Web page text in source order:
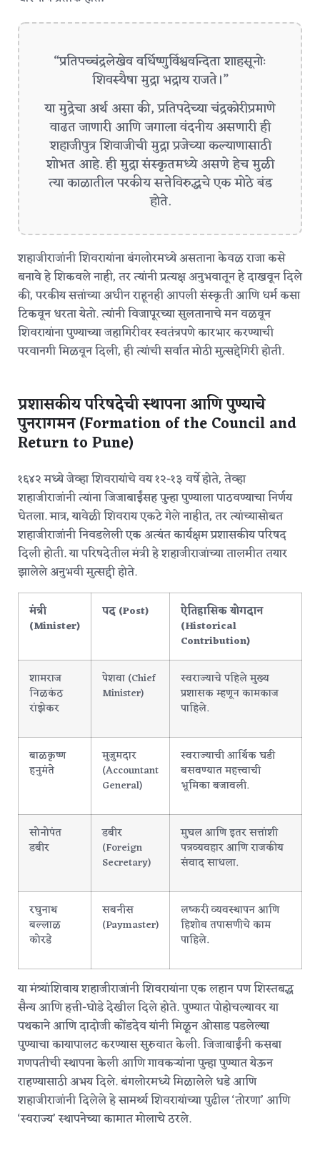
“प्रतिपच्चंद्रलेखेव वर्धिष्णुर्विश्ववन्दिता शाहसूनोः
शिवस्यैषा मुद्रा भद्राय राजते।”
या मुद्रेचा अर्थ असा की, प्रतिपदेच्या चंद्रकोरीप्रमाणे
वाढत जाणारी आणि जगाला वंदनीय असणारी ही
शहाजीपुत्र शिवाजीची मुद्रा प्रजेच्या कल्याणासाठी
शोभत आहे.ही मुद्रा संस्कृतमध्ये असणे हेच मुळी
त्या काळातील परकीय सत्तेविरुद्धचे एक मोठे बंड
होते.
शहाजीराजांनी शिवरायांना बंगलोरमध्ये असताना केवळ राजा कसे
बनावे हे शिकवले नाही, तर त्यांनी प्रत्यक्ष अनुभवातून हे दाखवून दिले
की, परकीय सत्तांच्या अधीन राहूनही आपली संस्कृती आणि धर्म कसा
टिकवून धरता येतो.त्यांनी विजापूरच्या सुलतानाचे मन वळवून
शिवरायांना पुण्याच्या जहागिरीवर स्वतंत्रपणे कारभार करण्याची
परवानगी मिळवून दिली, ही त्यांची सर्वात मोठी मुत्सद्देगिरी होती.
प्रशासकीय परिषदेची स्थापना आणि पुण्याचे
पुनरागमन (Formation of the Council and
Return to Pune)
१६४२ मध्ये जेव्हा शिवरायांचे वय १२-१३ वर्षे होते, तेव्हा
शहाजीराजांनी त्यांना जिजाबाईंसह पुन्हा पुण्याला पाठवण्याचा निर्णय
घेतला. मात्र, यावेळी शिवराय एकटे गेले नाहीत, तर त्यांच्यासोबत
शहाजीराजांनी निवडलेली एक अत्यंत कार्यक्षम प्रशासकीय परिषद
दिली होती.या परिषदेतील मंत्री हे शहाजीराजांच्या तालमीत तयार
झालेले अनुभवी मुत्सद्दी होते.
मंत्री
(Minister)
पद (Post)
ऐतिहासिक योगदान
(Historical
Contribution)
शामराज
निळकंठ
रांझेकर
पेशवा (Chief
Minister)
स्वराज्याचे पहिले मुख्य
प्रशासक म्हणून कामकाज
पाहिले.
बाळकृष्ण
हनुमंते
मुजुमदार
(Accountant
General)
स्वराज्याची आर्थिक घडी
बसवण्यात महत्त्वाची
भूमिका बजावली.
सोनोपंत
डबीर
डबीर
(Foreign
Secretary)
मुघल आणि इतर सत्तांशी
पत्रव्यवहार आणि राजकीय
संवाद साधला.
रघुनाथ
बल्लाळ
कोरडे
सबनीस
(Paymaster)
लष्करी व्यवस्थापन आणि
हिशोब तपासणीचे काम
पाहिले.
या मंत्र्यांशिवाय शहाजीराजांनी शिवरायांना एक लहान पण शिस्तबद्ध
सैन्य आणि हत्ती-घोडे देखील दिले होते.पुण्यात पोहोचल्यावर या
पथकाने आणि दादोजी कोंडदेव यांनी मिळून ओसाड पडलेल्या
पुण्याचा कायापालट करण्यास सुरुवात केली. जिजाबाईंनी कसबा
गणपतीची स्थापना केली आणि गावकऱ्यांना पुन्हा पुण्यात येऊन
राहण्यासाठी अभय दिले.बंगलोरमध्ये मिळालेले धडे आणि
शहाजीराजांनी दिलेले हे सामर्थ्य शिवरायांच्या पुढील ‘तोरणा’ आणि
‘स्वराज्य’ स्थापनेच्या कामात मोलाचे ठरले.